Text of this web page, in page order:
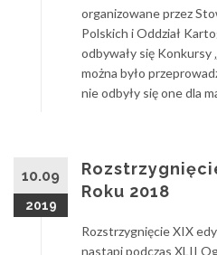
organizowane przez
Polskich i Oddział
odbywały się Konkursy
można było
nie odbyły się one dla
10.09
2019
Roku 2018
Rozstrzygnięcie XIX
nastąpi podczas XLII